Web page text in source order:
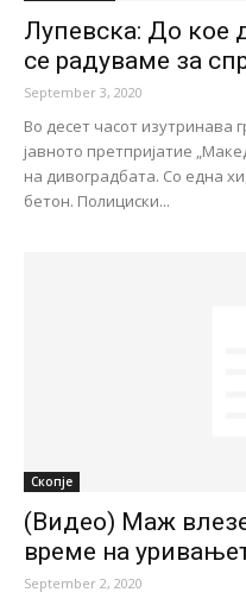
Лупевска: До кое
се радуваме за
September 3, 2020
Во десет часот изутринава
јавното претпријатие
на дивоградбата. Со една
бетон. Полициски...
Скопје
(Видео) Маж
време на
September 2, 2020